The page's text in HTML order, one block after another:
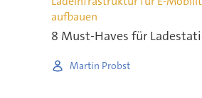
aufbauen
8 Must-Haves für
Martin Probst